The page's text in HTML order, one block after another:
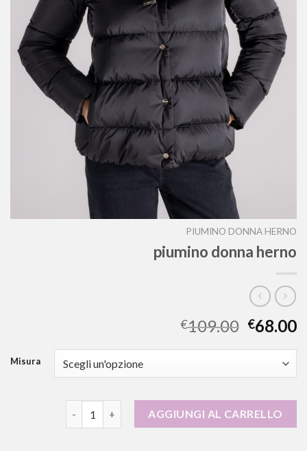
PIUMINO DONNA HERNO
piumino donna herno
€109.00 €68.00
Misura
piumino donna herno quantitàAGGIUNGI AL CARRELLO